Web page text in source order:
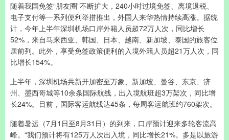
随着我国免签“朋友圈”不断扩大，240小时过境免签、离境退税、
电子支付等一系列便利举措推出，外国人来华热情持续高涨。据统
计，今年上半年深圳机场口岸外籍人员超72万人次，同比增长
52%，来自马来西亚、韩国、日本、越南、新加坡、泰国的旅客位
居前列。此外，享受免签政策便利的入境外籍人员超21万人次，同
比增长154%。
上半年，深圳机场共新开加密至万象、新加坡、曼谷、东京、济
州、墨西哥城等10余条国际航线，出入境航班超3万架次，同比增
长24%。目前，国际客运航线达45条，每周客运航班约760架次。
随着暑运（7月1日至8月31日）的到来，口岸预计迎来多轮客流高
峰。“我们预计将有125万人次出入境，同比增长21%。多是以旅游